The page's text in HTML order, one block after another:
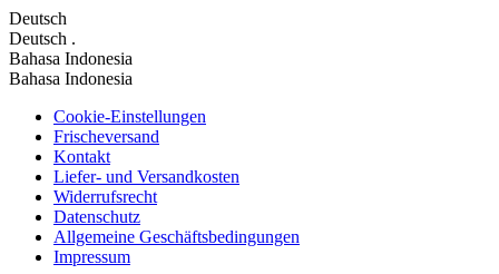
Deutsch
Deutsch .
Bahasa Indonesia
Bahasa Indonesia
Cookie-Einstellungen
Frischeversand
Kontakt
Liefer- und Versandkosten
Widerrufsrecht
Datenschutz
Allgemeine Geschäftsbedingungen
Impressum